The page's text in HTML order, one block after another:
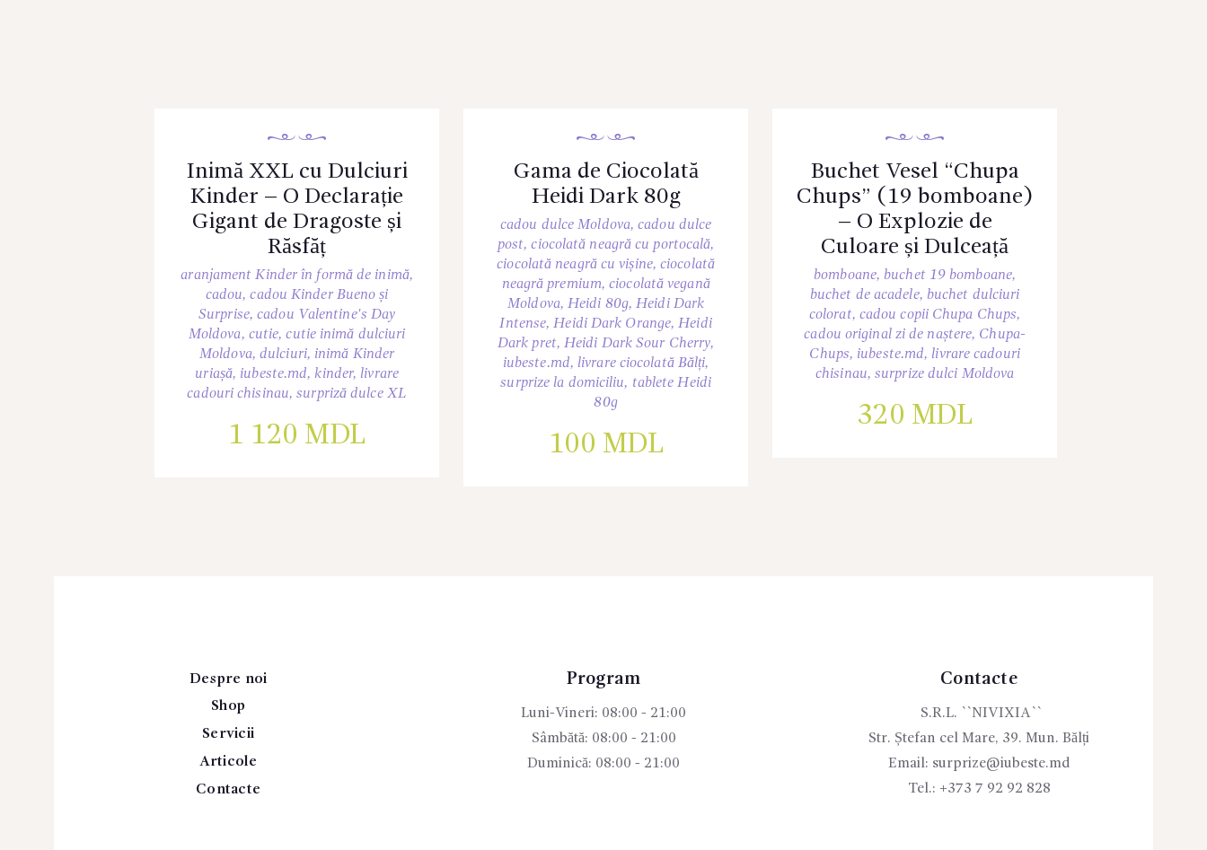
Inimă XXL cu Dulciuri
Kinder – O Declarație
Gigant de Dragoste și
Răsfăț
aranjament Kinder în formă de inimă,
cadou,cadou Kinder Bueno și
Surprise,cadou Valentine's Day
Moldova, cutie,cutie inimă dulciuri
Moldova, dulciuri, inimă Kinder
uriașă, iubeste.md,kinder, livrare
cadouri chisinau,surpriză dulce XL
1 120 MDL
Gama de Ciocolată
Heidi Dark 80g
cadou dulce Moldova,cadou dulce
post,ciocolată neagră cu portocală,
ciocolată neagră cu vișine,ciocolată
neagră premium,ciocolată vegană
Moldova,Heidi 80g,Heidi Dark
Intense,Heidi Dark Orange,Heidi
Dark pret,Heidi Dark Sour Cherry,
iubeste.md, livrare ciocolată Bălți,
surprize la domiciliu, tablete Heidi
80g
100 MDL
Buchet Vesel “Chupa
Chups” (19 bomboane)
– O Explozie de
Culoare și Dulceață
bomboane, buchet 19 bomboane,
buchet de acadele, buchet dulciuri
colorat, cadou copii Chupa Chups,
cadou original zi de naștere, Chupa-
Chups, iubeste.md, livrare cadouri
chisinau,surprize dulci Moldova
320 MDL
Despre noi
Shop
Servicii
Articole
Contacte
Program
Luni-Vineri: 08:00 - 21:00
Sâmbătă: 08:00 - 21:00
Duminică: 08:00 - 21:00
Contacte
S.R.L. ``NIVIXIA``
Str. Ștefan cel Mare, 39. Mun. Bălți
Email: surprize@iubeste.md
Tel.: +373 7 92 92 828